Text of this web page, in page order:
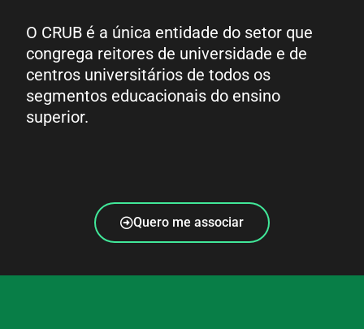
O CRUB é a única entidade do setor que
congrega reitores de universidade e de
centros universitários de todos os
segmentos educacionais do ensino
superior.
Quero me associar